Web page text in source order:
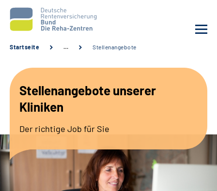
Unsere Kliniken
Sozialdienste & Zuweisende
Startseite … Stellenangebote
Stellenangebote unserer
Kliniken
Der richtige Job für Sie